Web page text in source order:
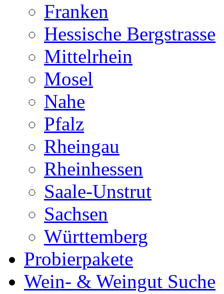
Franken
Hessische Bergstrasse
Mittelrhein
Mosel
Nahe
Pfalz
Rheingau
Rheinhessen
Saale-Unstrut
Sachsen
Württemberg
Probierpakete
Wein- & Weingut Suche